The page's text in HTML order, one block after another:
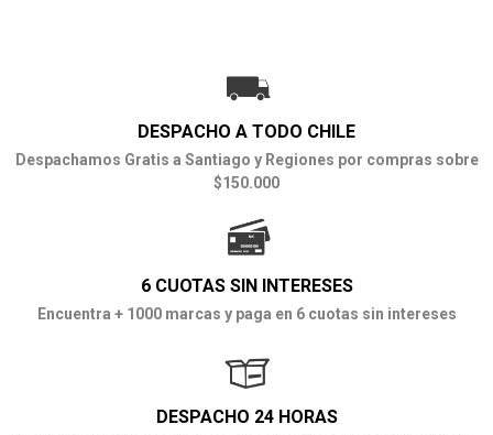
DESPACHO A TODO CHILE
Despachamos Gratis a Santiago y Regiones por compras sobre
$150.000
6 CUOTAS SIN INTERESES
Encuentra + 1000 marcas y paga en 6 cuotas sin intereses
DESPACHO 24 HORAS